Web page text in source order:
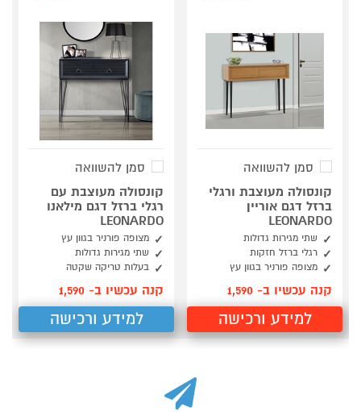
סמן להשוואה
קונסולה מעוצבת ורגלי
ברזל דגם אוריין
LEONARDO
שתי מגירות גדולות
רגלי ברזל חזקות
מצופה פורניר בגוון עץ
קנה עכשיו ב- 1,590
למידע ורכישה
סמן להשוואה
קונסולה מעוצבת עם
רגלי ברזל דגם מילאנו
LEONARDO
מצופה פורניר בגוון עץ
שתי מגירות גדולות
בעלות טריקה שקטה
קנה עכשיו ב- 1,590
למידע ורכישה